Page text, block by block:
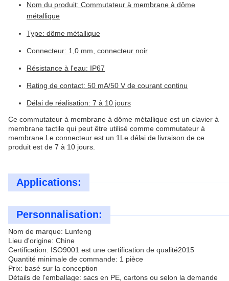
Nom du produit: Commutateur à membrane à dôme
métallique
Type: dôme métallique
Connecteur: 1,0 mm, connecteur noir
Résistance à l'eau: IP67
Rating de contact: 50 mA/50 V de courant continu
Délai de réalisation: 7 à 10 jours
Ce commutateur à membrane à dôme métallique est un clavier à
membrane tactile qui peut être utilisé comme commutateur à
membrane.Le connecteur est un 1Le délai de livraison de ce
produit est de 7 à 10 jours.
Applications:
Personnalisation:
Nom de marque: Lunfeng
Lieu d'origine: Chine
Certification: ISO9001 est une certification de qualité2015
Quantité minimale de commande: 1 pièce
Prix: basé sur la conception
Détails de l'emballage: sacs en PE, cartons ou selon la demande